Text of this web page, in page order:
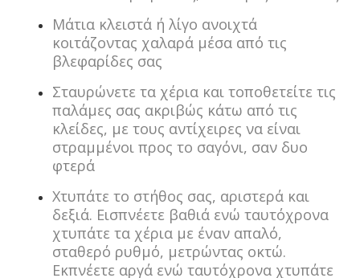
Μάτια κλειστά ή λίγο ανοιχτά
κοιτάζοντας χαλαρά μέσα από τις
βλεφαρίδες σας
Σταυρώνετε τα χέρια και τοποθετείτε τις
παλάμες σας ακριβώς κάτω από τις
κλείδες, με τους αντίχειρες να είναι
στραμμένοι προς το σαγόνι, σαν δυο
φτερά
Χτυπάτε το στήθος σας, αριστερά και
δεξιά. Εισπνέετε βαθιά ενώ ταυτόχρονα
χτυπάτε τα χέρια με έναν απαλό,
σταθερό ρυθμό, μετρώντας οκτώ.
Εκπνέετε αργά ενώ ταυτόχρονα χτυπάτε